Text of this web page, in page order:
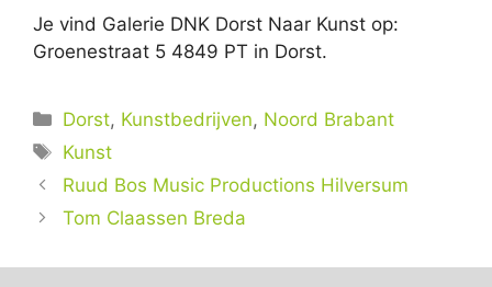
Je vind Galerie DNK Dorst Naar Kunst op:
Groenestraat 5 4849 PT in Dorst.
Categorieën
Dorst, Kunstbedrijven, Noord Brabant
Tags
Kunst
Ruud Bos Music Productions Hilversum
Tom Claassen Breda